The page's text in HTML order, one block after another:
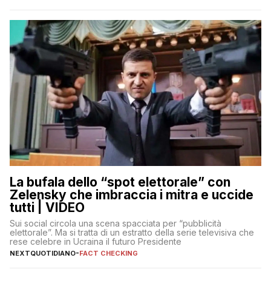
La bufala dello “spot elettorale” con
Zelensky che imbraccia i mitra e uccide
tutti | VIDEO
Sui social circola una scena spacciata per “pubblicità
elettorale”. Ma si tratta di un estratto della serie televisiva che
rese celebre in Ucraina il futuro Presidente
NEXTQUOTIDIANO-FACT CHECKING